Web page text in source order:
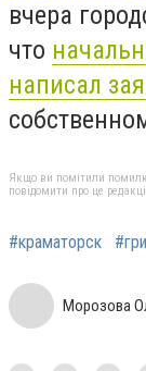
вчера
что
написал
Якщо ви помітили
повідомити про це
#краматорск
Морозова